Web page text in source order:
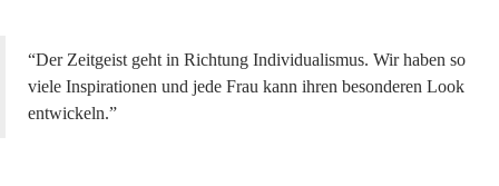
“Der Zeitgeist geht in Richtung Individualismus. Wir haben so
viele Inspirationen und jede Frau kann ihren besonderen Look
entwickeln.”